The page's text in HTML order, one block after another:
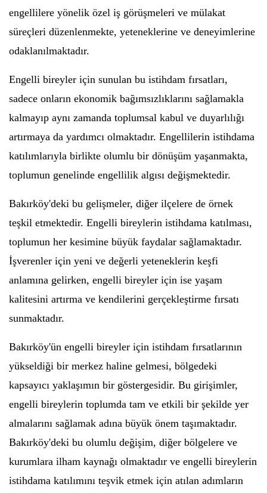
engellilere yönelik özel iş görüşmeleri ve mülakat
süreçleri düzenlenmekte, yeteneklerine ve deneyimlerine
odaklanılmaktadır.
Engelli bireyler için sunulan bu istihdam fırsatları,
sadece onların ekonomik bağımsızlıklarını sağlamakla
kalmayıp aynı zamanda toplumsal kabul ve duyarlılığı
artırmaya da yardımcı olmaktadır. Engellilerin istihdama
katılımlarıyla birlikte olumlu bir dönüşüm yaşanmakta,
toplumun genelinde engellilik algısı değişmektedir.
Bakırköy'deki bu gelişmeler, diğer ilçelere de örnek
teşkil etmektedir. Engelli bireylerin istihdama katılması,
toplumun her kesimine büyük faydalar sağlamaktadır.
İşverenler için yeni ve değerli yeteneklerin keşfi
anlamına gelirken, engelli bireyler için ise yaşam
kalitesini artırma ve kendilerini gerçekleştirme fırsatı
sunmaktadır.
Bakırköy'ün engelli bireyler için istihdam fırsatlarının
yükseldiği bir merkez haline gelmesi, bölgedeki
kapsayıcı yaklaşımın bir göstergesidir. Bu girişimler,
engelli bireylerin toplumda tam ve etkili bir şekilde yer
almalarını sağlamak adına büyük önem taşımaktadır.
Bakırköy'deki bu olumlu değişim, diğer bölgelere ve
kurumlara ilham kaynağı olmaktadır ve engelli bireylerin
istihdama katılımını teşvik etmek için atılan adımların